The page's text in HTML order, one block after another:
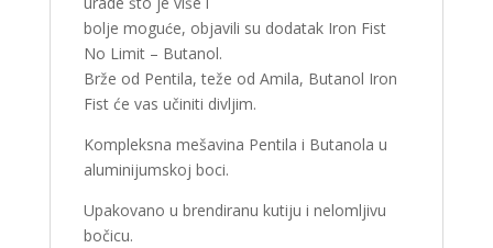
bolje moguće, objavili su dodatak Iron Fist
No Limit – Butanol.
Brže od Pentila, teže od Amila, Butanol Iron
Fist će vas učiniti divljim.
Kompleksna mešavina Pentila i Butanola u
aluminijumskoj boci.
Upakovano u brendiranu kutiju i nelomljivu
bočicu.